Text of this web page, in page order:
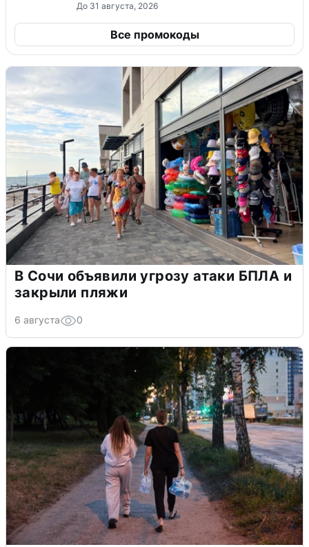
До 31 августа, 2026
Все промокоды
В Сочи объявили угрозу атаки БПЛА и
закрыли пляжи
6 августа 0